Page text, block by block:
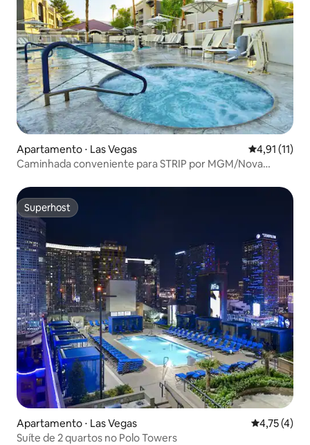
Apartamento ⋅ Las Vegas 4,91 de uma
4,91 (11)
Caminhada conveniente para STRIP por MGM/Nova
Superhost
Superhost
Apartamento ⋅ Las Vegas 4,75 de
4,75 (4)
Suíte de 2 quartos no Polo Towers